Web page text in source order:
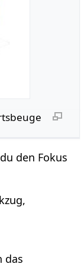
den Fokus
das